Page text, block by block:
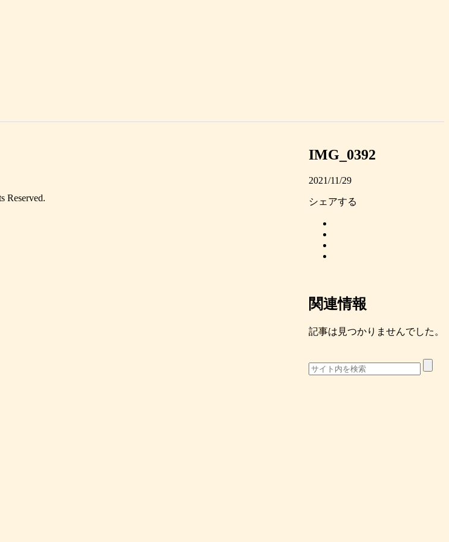
IMG_0392
2021/11/29
シェアする
関連情報
記事は見つかりませんでした。
Reserved.